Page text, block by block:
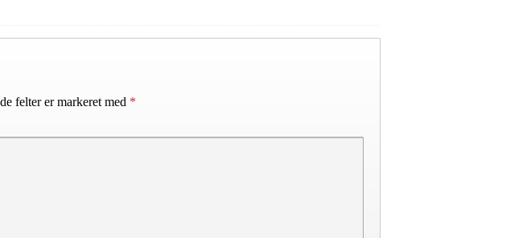
felter er markeret med *